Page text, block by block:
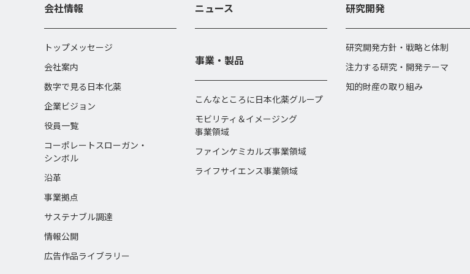
会社情報
トップメッセージ
会社案内
数字で見る日本化薬
企業ビジョン
役員一覧
コーポレートスローガン・
シンボル
沿革
事業拠点
サステナブル調達
情報公開
広告作品ライブラリー
ニュース
事業・製品
こんなところに日本化薬グループ
モビリティ＆イメージング
事業領域
ファインケミカルズ事業領域
ライフサイエンス事業領域
研究開発
研究開発方針・戦略と体制
注力する研究・開発テーマ
知的財産の取り組み